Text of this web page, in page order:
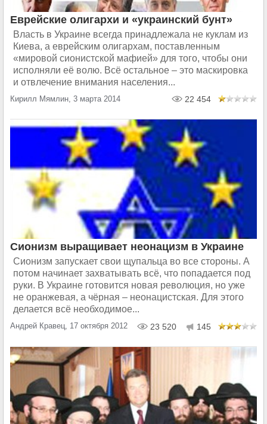
Еврейские олигархи и «украинский бунт»
Власть в Украине всегда принадлежала не куклам из
Киева, а еврейским олигархам, поставленным
«мировой сионистской мафией» для того, чтобы они
исполняли её волю. Всё остальное – это маскировка
и отвлечение внимания населения...
Кирилл Мямлин, 3 марта 2014 22 454
Сионизм выращивает неонацизм в Украине
Сионизм запускает свои щупальца во все стороны. А
потом начинает захватывать всё, что попадается под
руки. В Украине готовится новая революция, но уже
не оранжевая, а чёрная – неонацистская. Для этого
делается всё необходимое...
Андрей Кравец, 17 октября 2012 23 520 145